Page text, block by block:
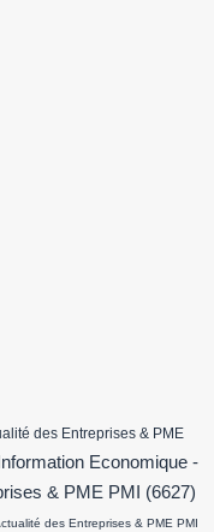
des Entreprises & PME
Economique -
& PME PMI
(6627)
des Entreprises & PME PMI